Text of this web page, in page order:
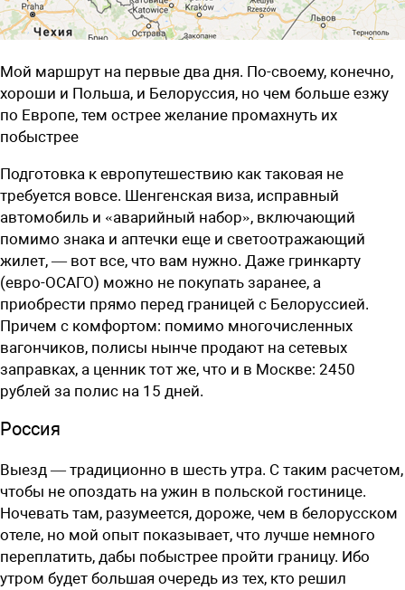
Мой маршрут на первые два дня. По-своему, конечно,
хороши и Польша, и Белоруссия, но чем больше езжу
по Европе, тем острее желание промахнуть их
побыстрее
Подготовка к европутешествию как таковая не
требуется вовсе. Шенгенская виза, исправный
автомобиль и «аварийный набор», включающий
помимо знака и аптечки еще и светоотражающий
жилет, — вот все, что вам нужно. Даже гринкарту
(евро-ОСАГО) можно не покупать заранее, а
приобрести прямо перед границей с Белоруссией.
Причем с комфортом: помимо многочисленных
вагончиков, полисы нынче продают на сетевых
заправках, а ценник тот же, что и в Москве: 2450
рублей за полис на 15 дней.
Россия
Выезд — традиционно в шесть утра. С таким расчетом,
чтобы не опоздать на ужин в польской гостинице.
Ночевать там, разумеется, дороже, чем в белорусском
отеле, но мой опыт показывает, что лучше немного
переплатить, дабы побыстрее пройти границу. Ибо
утром будет большая очередь из тех, кто решил